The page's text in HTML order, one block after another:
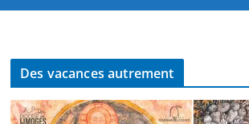
Des vacances autrement